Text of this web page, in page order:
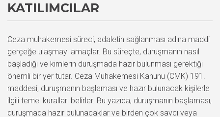
KATILIMCILAR
Ceza muhakemesi süreci, adaletin sağlanması adına maddi
gerçeğe ulaşmayı amaçlar. Bu süreçte, duruşmanın nasıl
başladığı ve kimlerin duruşmada hazır bulunması gerektiği
önemli bir yer tutar. Ceza Muhakemesi Kanunu (CMK) 191.
maddesi, duruşmanın başlaması ve hazır bulunacak kişilerle
ilgili temel kuralları belirler. Bu yazıda, duruşmanın başlaması,
duruşmada hazır bulunacaklar ve birden çok savcı veya